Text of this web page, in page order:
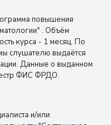
повышения
. Объём
курса - 1 месяц. По
слушателю выдаётся
Данные о выданном
ФИС ФРДО.
и/или